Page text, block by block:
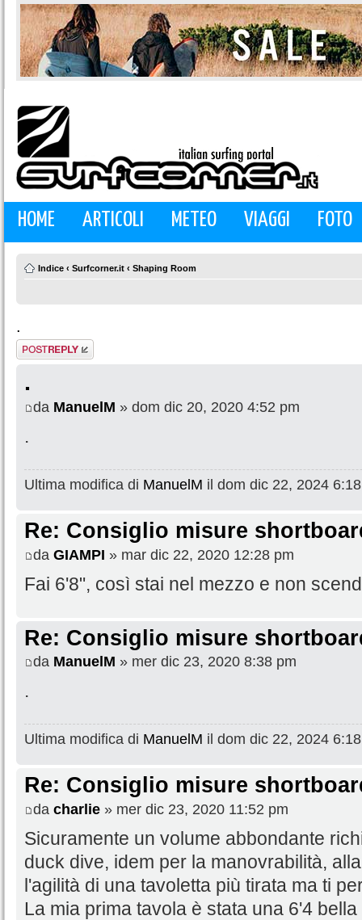
HOME ARTICOLI METEO VIAGGI FOTO
Indice ‹ Surfcorner.it ‹ Shaping Room
.
Rispondi al
messaggio
.
da ManuelM » dom dic 20, 2020 4:52 pm
.
Ultima modifica di ManuelM il dom dic 22, 2024
Re: Consiglio misure
da GIAMPI » mar dic 22, 2020 12:28 pm
Fai 6'8", così stai nel mezzo e non
Re: Consiglio misure
da ManuelM » mer dic 23, 2020 8:38 pm
.
Ultima modifica di ManuelM il dom dic 22, 2024
Re: Consiglio misure
da charlie » mer dic 23, 2020 11:52 pm
Sicuramente un volume abbondante
duck dive, idem per la manovrabilità,
l'agilità di una tavoletta più tirata ma ti
La mia prima tavola è stata una 6'4